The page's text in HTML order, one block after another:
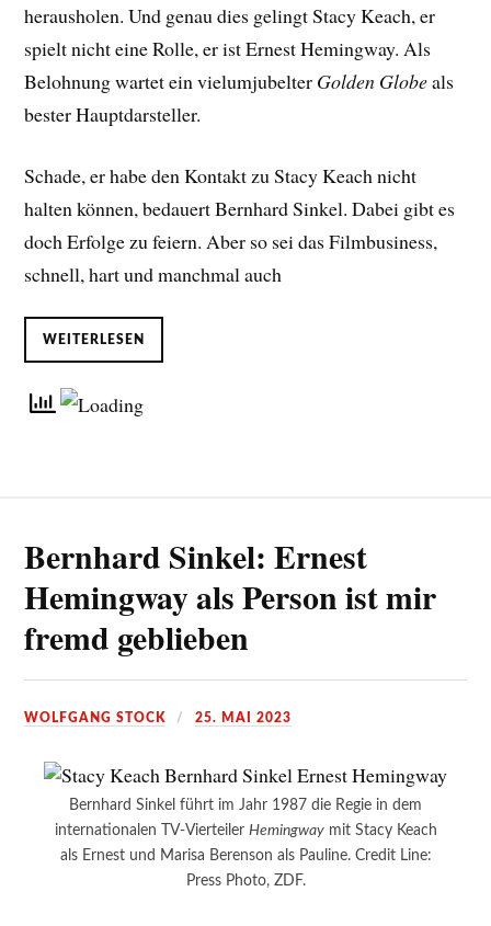
herausholen. Und genau dies gelingt Stacy Keach, er
spielt nicht eine Rolle, er ist Ernest Hemingway. Als
Belohnung wartet ein vielumjubelter Golden Globeals
bester Hauptdarsteller.
Schade, er habe den Kontakt zu Stacy Keach nicht
halten können, bedauert Bernhard Sinkel. Dabei gibt es
doch Erfolge zu feiern. Aber so sei das Filmbusiness,
schnell, hart und manchmal auch
WEITERLESEN
Bernhard Sinkel: Ernest
Hemingway als Person ist mir
fremd geblieben
WOLFGANG STOCK 25. MAI 2023
Bernhard Sinkel führt im Jahr 1987 die Regie in dem
internationalen TV-Vierteiler Hemingwaymit Stacy Keach
als Ernest und Marisa Berenson als Pauline. Credit Line:
Press Photo, ZDF.